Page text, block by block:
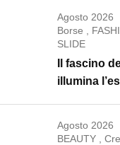
Agosto 2026
Borse
SLIDE
Il fascino
illumina
Agosto 2026
BEAUTY